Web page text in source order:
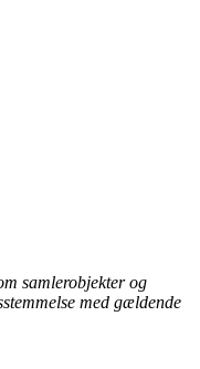
samlerobjekter og
med gældende